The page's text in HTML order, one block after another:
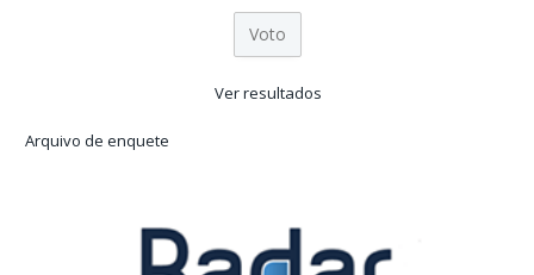
Ver resultados
Arquivo de enquete